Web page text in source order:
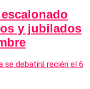
y jubilados